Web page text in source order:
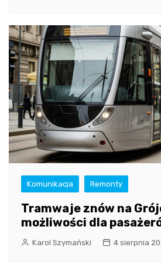
Komunikacja Remonty
Tramwaje znów na
możliwości dla
Karol Szymański 4 sierpnia